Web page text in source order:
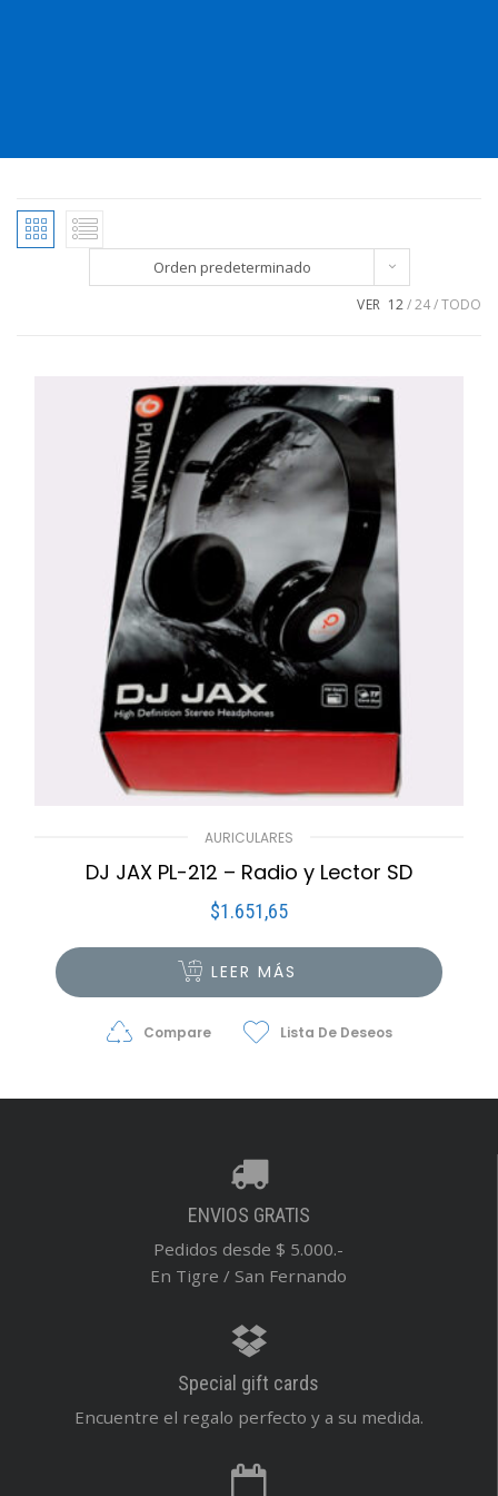
Orden predeterminado
VER 12 24 TODO
AURICULARES
DJ JAX PL-212 – Radio y Lector SD
$1.651,65
LEER MÁS
Compare Lista De Deseos
ENVIOS GRATIS
Pedidos desde $ 5.000.-
En Tigre / San Fernando
Special gift cards
Encuentre el regalo perfecto y a su medida.